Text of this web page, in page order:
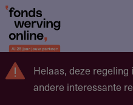
Overslaan
naar
inhoud
Helaas, deze
andere interessante